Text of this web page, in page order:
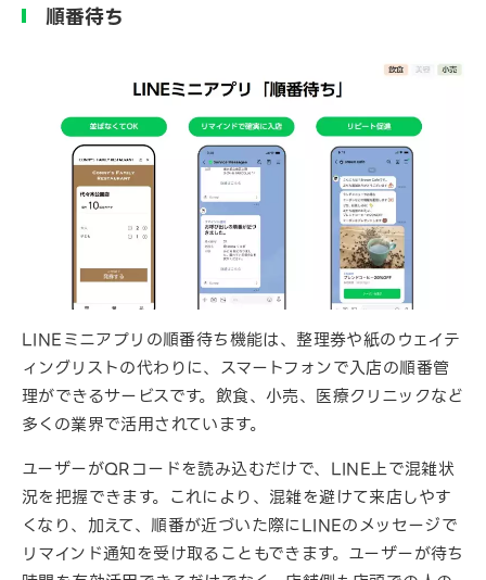
順番待ち
LINEミニアプリの順番待ち機能は、整理券や紙のウェイテ
ィングリストの代わりに、スマートフォンで入店の順番管
理ができるサービスです。飲食、小売、医療クリニックなど
多くの業界で活用されています。
ユーザーがQRコードを読み込むだけで、LINE上で混雑状
況を把握できます。これにより、混雑を避けて来店しやす
くなり、加えて、順番が近づいた際にLINEのメッセージで
リマインド通知を受け取ることもできます。ユーザーが待ち